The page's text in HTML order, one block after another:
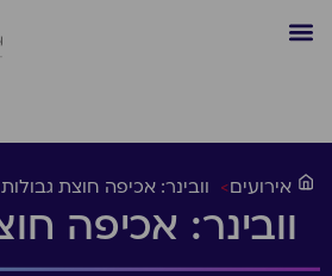
אירועים> וובינר: אכיפה חוצת גבולות
וובינר: אכיפה